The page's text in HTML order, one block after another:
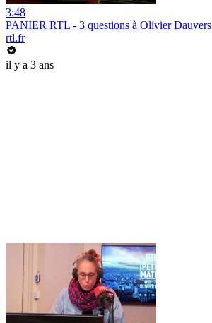
3:48
PANIER RTL - 3 questions à Olivier Dauvers
rtl.fr
il y a 3 ans